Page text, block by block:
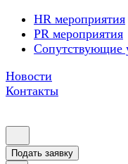
HR мероприятия
PR мероприятия
Сопутствующие
Новости
Контакты
Подать заявку